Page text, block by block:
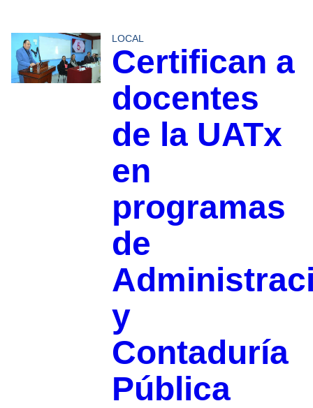
LOCAL
Certifican a
docentes
de la UATx
en
programas
de
y
Contaduría
Pública